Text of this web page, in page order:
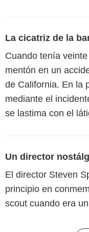
La cicatriz de la
Cuando tenía
mentón en un
de California. En la
mediante el
se lastima con el
Un director
El director Steven
principio en
scout cuando era